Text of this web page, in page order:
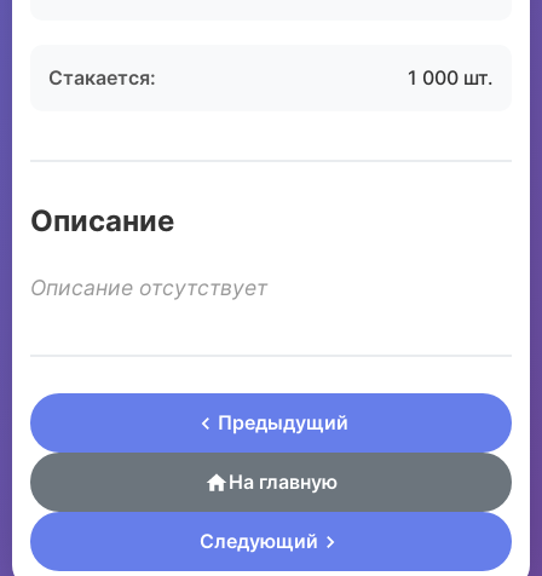
Стакается: 1 000 шт.
Описание
Описание отсутствует
Предыдущий
На главную
Следующий